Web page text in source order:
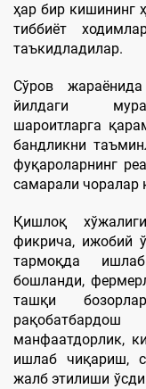
ҳар бир кишининг
тиббиёт
таъкидладилар.
Сўров жараёнида
йилдаги
шароитларга
бандликни
фуқароларнинг
самарали чоралар
Қишлоқ
фикрича, ижобий
тармоқда
бошланди,
ташқи
манфаатдорлик,
ишлаб чиқариш,
жалб этилиши